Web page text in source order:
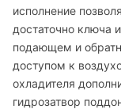
исполнение
достаточно ключа
подающем и
доступом к
охладителя
гидрозатвор